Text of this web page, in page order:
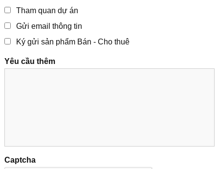
Tham quan dự án
Gửi email thông tin
Ký gửi sản phẩm Bán - Cho thuê
Yêu cầu thêm
Captcha